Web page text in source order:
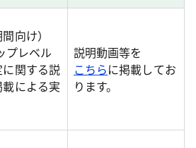
向け）
プレベル
関する説
による実
説明動画等を
こちらに掲載してお
ります。